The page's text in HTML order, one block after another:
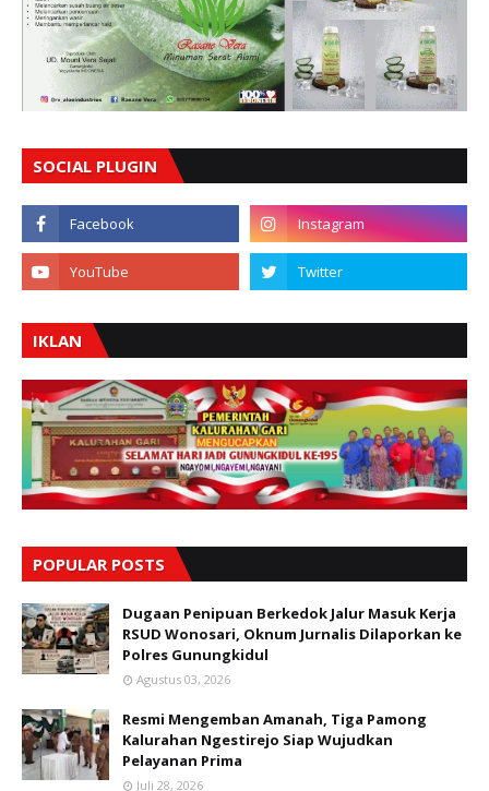
SOCIAL PLUGIN
IKLAN
POPULAR POSTS
Dugaan Penipuan Berkedok Jalur Masuk Kerja
RSUD Wonosari, Oknum Jurnalis Dilaporkan ke
Polres Gunungkidul
Agustus 03, 2026
Resmi Mengemban Amanah, Tiga Pamong
Kalurahan Ngestirejo Siap Wujudkan
Pelayanan Prima
Juli 28, 2026